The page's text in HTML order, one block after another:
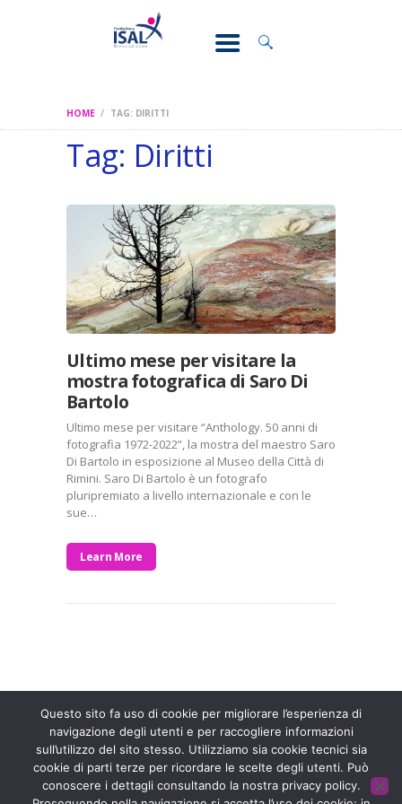
HOME TAG: DIRITTI
Tag: Diritti
CONOSCI IL
DOLORE
RICERCA
FORMAZIONE
CHI SIAMO
Ultimo mese per visitare la
mostra fotografica di Saro Di
Bartolo
Ultimo mese per visitare “Anthology. 50 anni di
fotografia 1972-2022”, la mostra del maestro Saro
Di Bartolo in esposizione al Museo della Città di
Rimini. Saro Di Bartolo è un fotografo
pluripremiato a livello internazionale e con le
sue…
Learn More
Fondazione ISAL © 2026 P. IVA 03932590403
Privacy Policy - Sviluppato daArchimede - A.S.I. srl
Questo sito fa uso di cookie per migliorare l’esperienza di
navigazione degli utenti e per raccogliere informazioni
sull’utilizzo del sito stesso. Utilizziamo sia cookie tecnici sia
cookie di parti terze per ricordare le scelte degli utenti. Può
conoscere i dettagli consultando la nostra privacy policy.